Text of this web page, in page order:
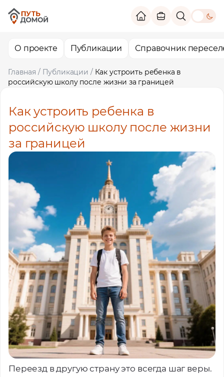
theme
О проекте Публикации Справочник
Главная / Публикации / Как устроить ребенка в
российскую школу после жизни за границей
Как устроить ребенка в
российскую школу после жизни
за границей
Переезд в другую страну это всегда шаг веры.